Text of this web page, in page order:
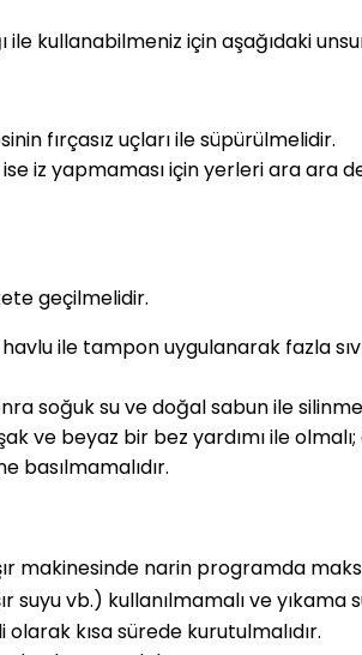
ile kullanabilmeniz için aşağıdaki
fırçasız uçları ile süpürülmelidir.
ise iz yapmaması için yerleri ara
geçilmelidir.
ile tampon uygulanarak fazla
soğuk su ve doğal sabun ile
ve beyaz bir bez yardımı ile
basılmamalıdır.
makinesinde narin programda
vb.) kullanılmamalı ve yıkama
kısa sürede kurutulmalıdır.